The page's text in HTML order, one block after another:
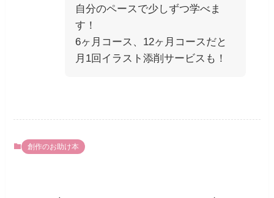
自分のペースで少しずつ学べま
す！
6ヶ月コース、12ヶ月コースだと
月1回イラスト添削サービスも！
創作のお助け本